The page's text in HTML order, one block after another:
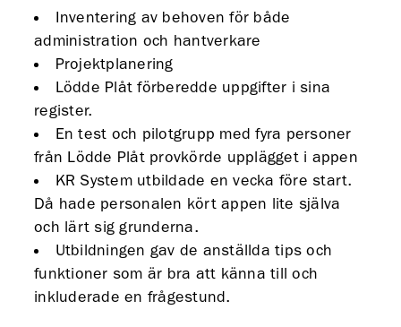
Inventering av behoven för både
administration och hantverkare
Projektplanering
Lödde Plåt förberedde uppgifter i sina
register.
En test och pilotgrupp med fyra personer
från Lödde Plåt provkörde upplägget i appen
KR System utbildade en vecka före start.
Då hade personalen kört appen lite själva
och lärt sig grunderna.
Utbildningen gav de anställda tips och
funktioner som är bra att känna till och
inkluderade en frågestund.